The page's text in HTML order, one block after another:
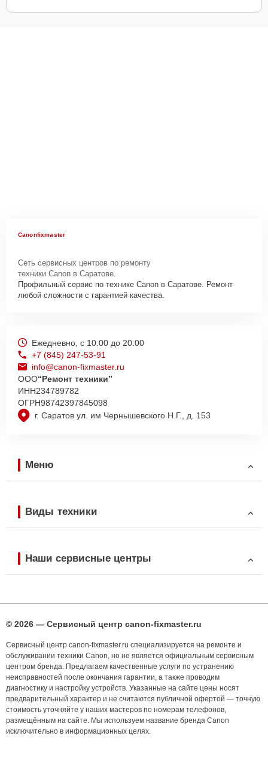
Canonfixmaster
Сеть сервисных центров по ремонту
техники Canon в Саратове.
Профильный сервис по технике Canon в Саратове. Ремонт
любой сложности с гарантией качества.
г. Саратов ул. им Чернышевского Н.Г., д. 153
Ежедневно, с 10:00 до 20:00
+7 (845) 247-53-91
info@canon-fixmaster.ru
ООО“Ремонт техники”
ИНН234789782
ОГРН98742397845098
Меню
Виды техники
Наши сервисные центры
© 2026 — Сервисный центр canon-fixmaster.ru
Сервисный центр canon-fixmaster.ru специализируется на ремонте и
обслуживании техники Canon, но не является официальным сервисным
центром бренда. Предлагаем качественные услуги по устранению
неисправностей после окончания гарантии, а также проводим
диагностику и настройку устройств. Указанные на сайте цены носят
предварительный характер и не считаются публичной офертой — точную
стоимость уточняйте у наших мастеров по номерам телефонов,
размещённым на сайте. Мы используем название бренда Canon
исключительно в информационных целях.